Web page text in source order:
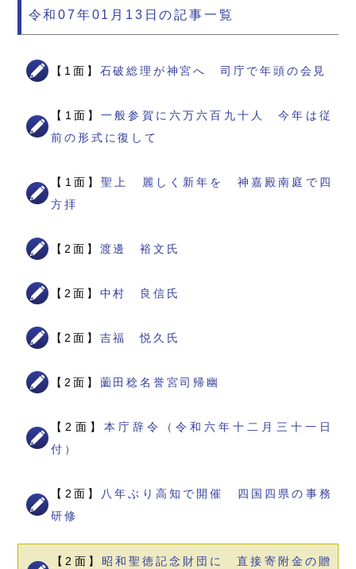
令和07年01月13日の記事一覧
【1面】 石破総理が神宮へ 司庁で年頭の会見
【1面】一般参賀に六万六百九十人 今年は従
前の形式に復して
【1面】聖上 麗しく新年を 神嘉殿南庭で四
方拝
【2面】 渡邊 裕文氏
【2面】 中村 良信氏
【2面】 吉福 悦久氏
【2面】 薗田稔名誉宮司帰幽
【2面】 本庁辞令（令和六年十二月三十一日
付）
【2面】
八年ぶり高知で開催 四国四県の事務
研修
【2面】 昭和聖徳記念財団に 直接寄附金の贈